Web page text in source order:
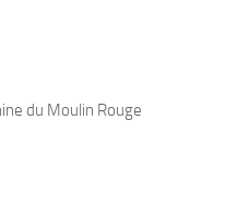
du Moulin Rouge